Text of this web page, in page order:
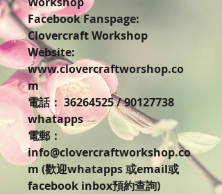
Facebook Fanspage:
Clovercraft Workshop
Website:
www.clovercraftworshop.co
m
電話： 36264525 / 90127738
whatapps
電郵：
info@clovercraftworkshop.co
m (歡迎whatapps 或email或
facebook inbox預約查詢)